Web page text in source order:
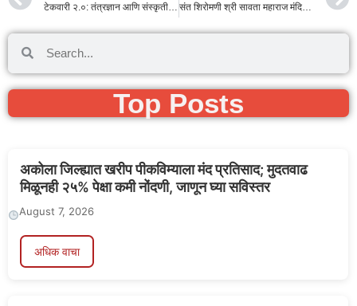
टेकवारी २.०: तंत्रज्ञान आणि संस्कृतीचा संगम; महाराष्ट्राच्या प्रशासनाने गिरविला आधुनिकतेचा नवा धडा! संत शिरोमणी श्री सावता महाराज मंदिराचा कायापालट! ८ दिवसात डिझाईन अंतिम करण्याचे पालकमंत्री जयकुमार गोरे यांचे निर्देश
Top Posts
अकोला जिल्ह्यात खरीप पीकविम्याला मंद प्रतिसाद; मुदतवाढ
मिळूनही २५% पेक्षा कमी नोंदणी, जाणून घ्या सविस्तर
August 7, 2026
अधिक वाचा